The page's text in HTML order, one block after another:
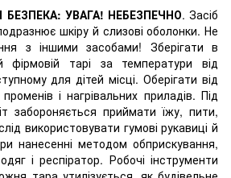
БЕЗПЕКА: УВАГА! НЕБЕЗПЕЧНО. Засіб
шкіру й слизові оболонки. Не
з іншими засобами! Зберігати в
фірмовій тарі за температури від
для дітей місці. Оберігати від
і нагрівальних приладів. Під
забороняється приймати їжу, пити,
використовувати гумові рукавиці й
нанесенні методом обприскування,
і респіратор. Робочі інструменти